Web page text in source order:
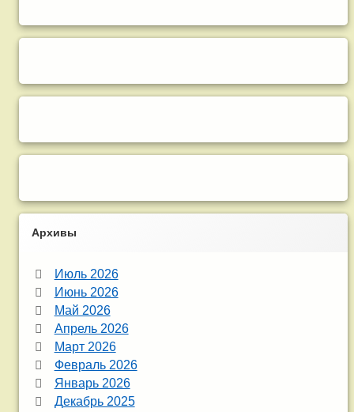
Архивы
Июль 2026
Июнь 2026
Май 2026
Апрель 2026
Март 2026
Февраль 2026
Январь 2026
Декабрь 2025